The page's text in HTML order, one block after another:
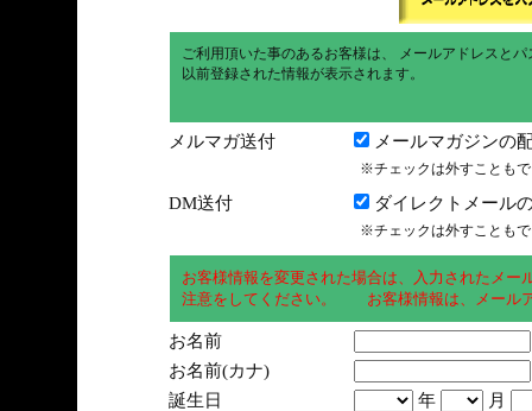
ご利用頂いた事のあるお客様は、 メールアドレスと
以前登録された情報が表示されます。
メルマガ送付 メールマガジンの
※チェックは外すことも
DM送付 ダイレクトメール
※チェックは外すことも
お客様情報を変更された場合は、入力されたメ
注意をしてください。 お客様情報は、メール
お名前
お名前(カナ)
誕生日
年
月